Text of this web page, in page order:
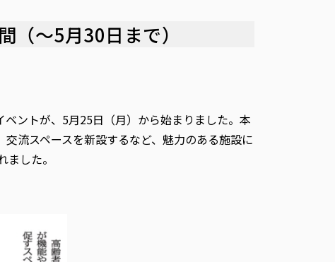
（～5月30日まで）
ントが、5月25日（月）から始まりました。本
流スペースを新設するなど、魅力のある施設に
した。